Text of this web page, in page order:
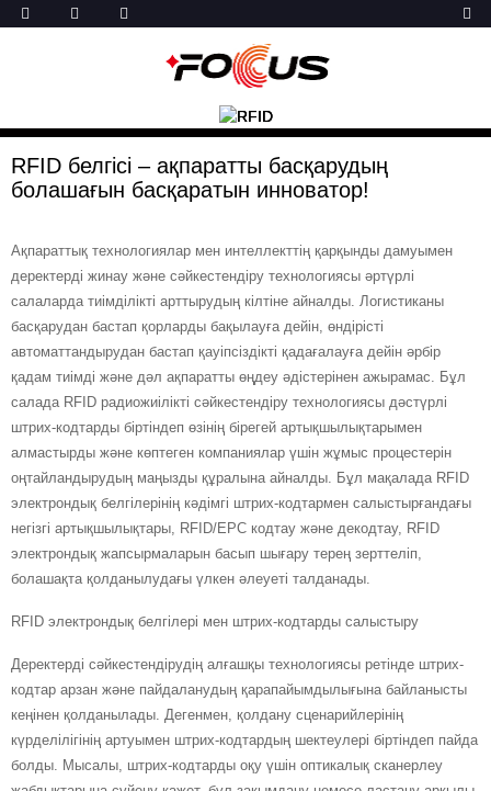
RFID белгісі – ақпаратты басқарудың
болашағын басқаратын инноватор!
Ақпараттық технологиялар мен интеллекттің қарқынды дамуымен
деректерді жинау және сәйкестендіру технологиясы әртүрлі
салаларда тиімділікті арттырудың кілтіне айналды. Логистиканы
басқарудан бастап қорларды бақылауға дейін, өндірісті
автоматтандырудан бастап қауіпсіздікті қадағалауға дейін әрбір
қадам тиімді және дәл ақпаратты өңдеу әдістерінен ажырамас. Бұл
салада RFID радиожиілікті сәйкестендіру технологиясы дәстүрлі
штрих-кодтарды біртіндеп өзінің бірегей артықшылықтарымен
алмастырды және көптеген компаниялар үшін жұмыс процестерін
оңтайландырудың маңызды құралына айналды. Бұл мақалада RFID
электрондық белгілерінің кәдімгі штрих-кодтармен салыстырғандағы
негізгі артықшылықтары, RFID/EPC кодтау және декодтау, RFID
электрондық жапсырмаларын басып шығару терең зерттеліп,
болашақта қолданылудағы үлкен әлеуеті талданады.
RFID электрондық белгілері мен штрих-кодтарды салыстыру
Деректерді сәйкестендірудің алғашқы технологиясы ретінде штрих-
кодтар арзан және пайдаланудың қарапайымдылығына байланысты
кеңінен қолданылады. Дегенмен, қолдану сценарийлерінің
күрделілігінің артуымен штрих-кодтардың шектеулері біртіндеп пайда
болды. Мысалы, штрих-кодтарды оқу үшін оптикалық сканерлеу